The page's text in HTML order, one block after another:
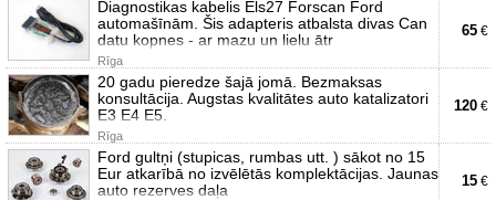
Diagnostikas kabelis Els27 Forscan Ford
automašīnām. Šis adapteris atbalsta divas Can
datu kopnes - ar mazu un lielu ātr
Rīga
65 €
20 gadu pieredze šajā jomā. Bezmaksas
konsultācija. Augstas kvalitātes auto katalizatori
E3 E4 E5.
Rīga
120 €
Ford gultņi (stupicas, rumbas utt. ) sākot no 15
Eur atkarībā no izvēlētās komplektācijas. Jaunas
auto rezerves daļa
15 €